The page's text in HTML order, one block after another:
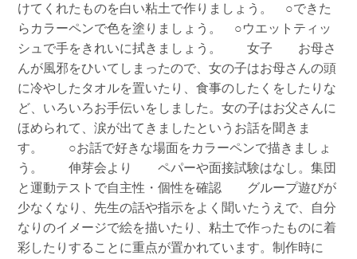
けてくれたものを白い粘土で作りましょう。 ○できた
らカラーペンで色を塗りましょう。 ○ウエットティッ
シュで手をきれいに拭きましょう。 女子 お母さ
んが風邪をひいてしまったので、女の子はお母さんの頭
に冷やしたタオルを置いたり、食事のしたくをしたりな
ど、いろいろお手伝いをしました。女の子はお父さんに
ほめられて、涙が出てきましたというお話を聞きま
す。 ○お話で好きな場面をカラーペンで描きましょ
う。 伸芽会より ペパーや面接試験はなし。集団
と運動テストで自主性・個性を確認 グループ遊びが
少なくなり、先生の話や指示をよく聞いたうえで、自分
なりのイメージで絵を描いたり、粘土で作ったものに着
彩したりすることに重点が置かれています。制作時に